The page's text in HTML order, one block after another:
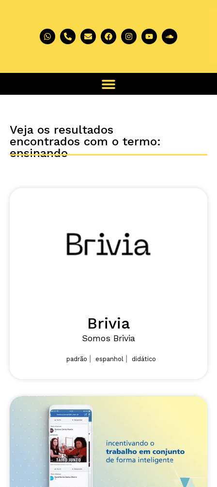
Veja os resultados
encontrados com o termo:
ensinando
Brivia
Somos Brivia
padrão espanhol didático